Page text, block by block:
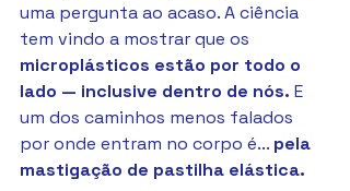
uma pergunta ao acaso. A ciência
tem vindo a mostrar que os
microplásticos estão por todo o
lado — inclusive dentro de nós. E
um dos caminhos menos falados
por onde entram no corpo é... pela
mastigação de pastilha elástica.